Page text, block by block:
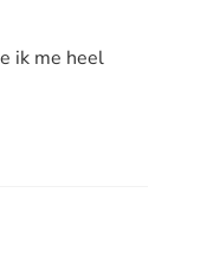
ik me heel